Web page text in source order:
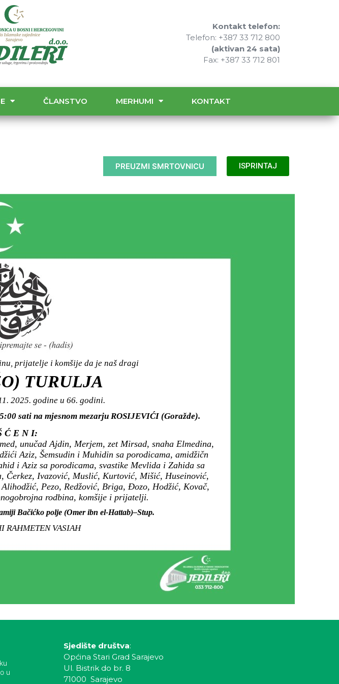
Kontakt telefon:
Telefon: +387 33 712 800
(aktivan 24 sata)
Fax: +387 33 712 801
ČLANSTVO MERHUMI KONTAKT
PREUZMI SMRTOVNICU ISPRINTAJ
prijatelje i komšije da je naš dragi
TURULJA
2025. godine u 66. godini.
sati na mjesnom mezarju ROSIJEVIĆI (Goražde).
Ć E N I:
unučad Ajdin, Merjem, zet Mirsad, snaha Elmedina,
Aziz, Šemsudin i Muhidin sa porodicama, amidžičn
i Aziz sa porodicama, svastike Mevlida i Zahida sa
Čerkez, Ivazović, Muslić, Kurtović, Mišić, Huseinović,
Pezo, Redžović, Briga, Đozo, Hodžić, Kovač,
rodbina, komšije i prijatelji.
Bačićko polje (Omer ibn el-Hattab)–Stup.
RAHMETEN VASIAH
u
Sjedište društva:
Općina Stari Grad Sarajevo
Ul. Bistrik do br. 8
71000 Sarajevo